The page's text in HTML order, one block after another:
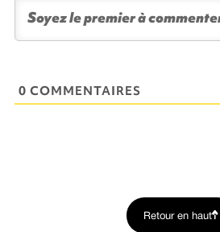
0 COMMENTAIRES
Retour en haut